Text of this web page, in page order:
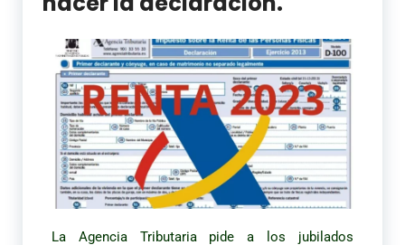
La Agencia Tributaria pide a los jubilados